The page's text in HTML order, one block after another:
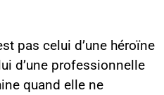
pas celui d’une héroïne
d’une professionnelle
quand elle ne